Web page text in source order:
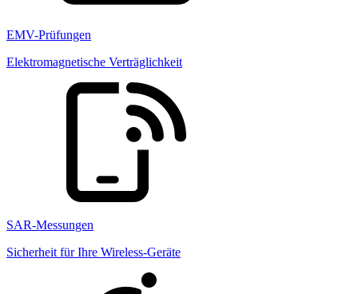
EMV-Prüfungen
Elektromagnetische Verträglichkeit
SAR-Messungen
Sicherheit für Ihre Wireless-Geräte